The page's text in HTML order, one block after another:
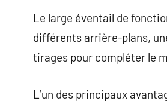
Le large éventail de
différents arrière-plans,
tirages pour compléter le
L’un des principaux